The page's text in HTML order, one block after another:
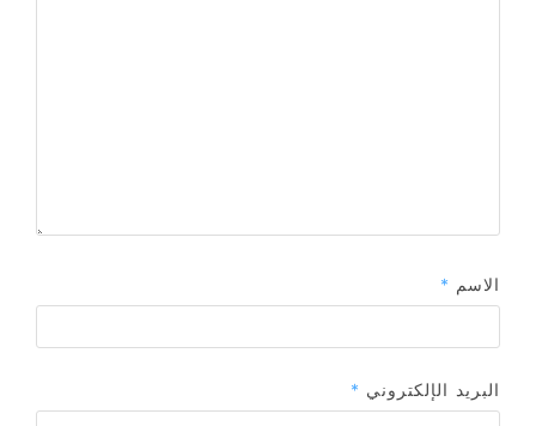
الاسم *
البريد الإلكتروني *